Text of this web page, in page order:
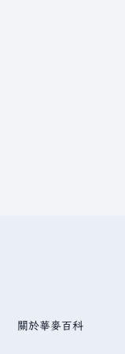
關於華麥百科